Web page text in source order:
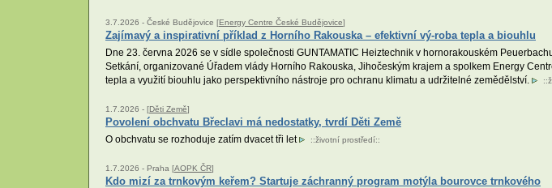
3.7.2026 - České Budějovice [Energy Centre České Budějovice]
Zajímavý a inspirativní příklad z Horního Rakouska – efektivní vý-roba tepla a biouhlu
Dne 23. června 2026 se v sídle společnosti GUNTAMATIC Heiztechnik v hornorakouském
Setkání, organizované Úřadem vlády Horního Rakouska, Jihočeským krajem a spolkem Energy
tepla a využití biouhlu jako perspektivního nástroje pro ochranu klimatu a udržitelné zemědělství.
::
1.7.2026 - [Děti Země]
Povolení obchvatu Břeclavi má nedostatky, tvrdí Děti Země
O obchvatu se rozhoduje zatím dvacet tři let ::životní prostředí::
1.7.2026 - Praha [AOPK ČR]
Kdo mizí za trnkovým keřem? Startuje záchranný program motýla bourovce trnkového